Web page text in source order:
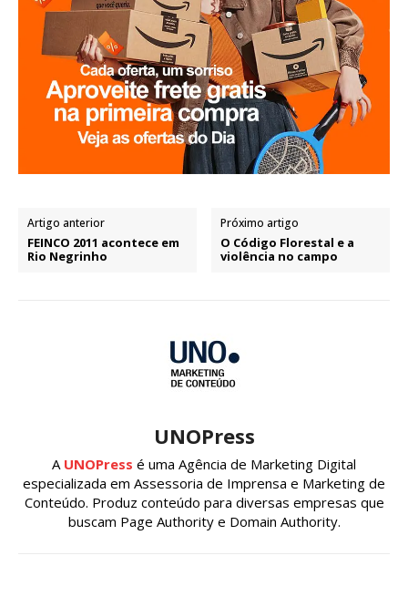
Artigo anterior
FEINCO 2011 acontece em
Rio Negrinho
Próximo artigo
O Código Florestal e a
violência no campo
UNOPress
A UNOPress é uma Agência de Marketing Digital
especializada em Assessoria de Imprensa e Marketing de
Conteúdo. Produz conteúdo para diversas empresas que
buscam Page Authority e Domain Authority.